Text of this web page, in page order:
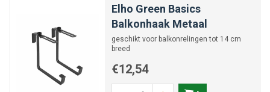
Elho Green Basics
Balkonhaak Metaal
geschikt voor balkonrelingen tot 14 cm
breed
€12,54